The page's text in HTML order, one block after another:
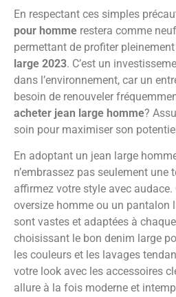
En respectant ces simples
pour homme restera comme
permettant de profiter
large 2023. C’est un
dans l’environnement, car un
besoin de renouveler
acheter jean large homme?
soin pour maximiser son
En adoptant un jean large
n’embrassez pas seulement une
affirmez votre style avec audace.
oversize homme ou un pantalon
sont vastes et adaptées à
choisissant le bon denim large
les couleurs et les lavages
votre look avec les accessoires
allure à la fois moderne et